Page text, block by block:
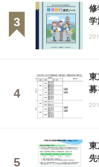
修
学
東
募
東
先